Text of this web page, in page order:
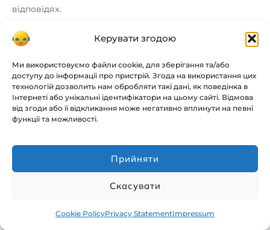
Керувати згодою
Ми використовуємо файли cookie, для зберігання та/або
доступу до інформації про пристрій. Згода на використання цих
технологій дозволить нам обробляти такі дані, як поведінка в
Інтернеті або унікальні ідентифікатори на цьому сайті. Відмова
від згоди або її відкликання може негативно вплинути на певні
функції та можливості.
Прийняти
Скасувати
Cookie PolicyPrivacy StatementImpressum
відповідях.
Щоб керувати цим:
Зайди вSettings → Personalization → Memory
Там можнаувімкнути, вимкнути або повністю
очистити пам’ять.
минулі теми або персональні дані.
безпечна.